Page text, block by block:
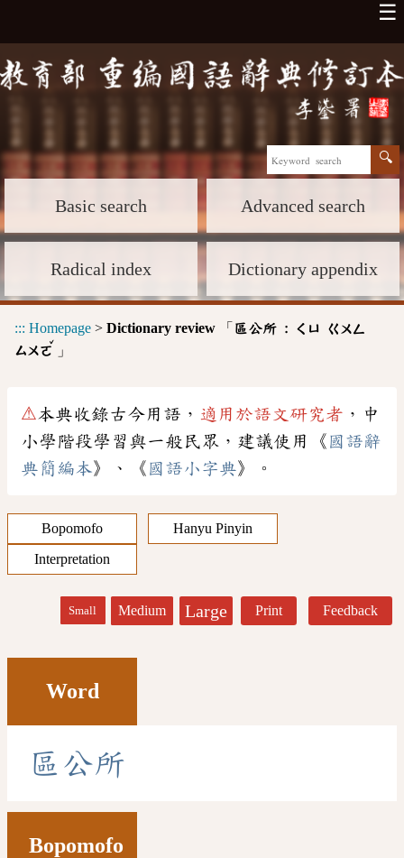
☰
Basic search Advanced search
Radical index Dictionary appendix
::: Homepage > Dictionary review 「 區公所 : ㄑㄩ
ㄍㄨㄥ
ㄙㄨㄛ
ˇ
」
⚠本典收錄古今用語， 適用於語文研究者 ，中
小學階段學習與一般民眾，建議使用《 國語辭
典簡編本》、《 國語小字典》。
Bopomofo
Hanyu Pinyin
Interpretation
Small Medium Large Print Feedback
Word
區 公所
Bopomofo